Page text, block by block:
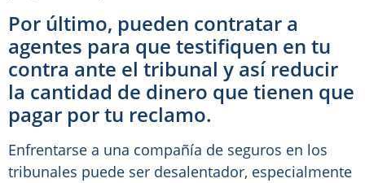
Por último, pueden contratar a
agentes para que testifiquen en tu
contra ante el tribunal y así reducir
la cantidad de dinero que tienen que
pagar por tu reclamo.
Enfrentarse a una compañía de seguros en los
tribunales puede ser desalentador, especialmente